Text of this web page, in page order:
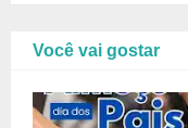
Você vai gostar